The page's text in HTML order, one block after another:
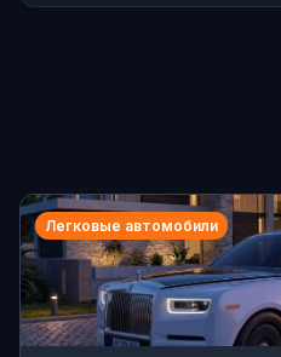
Легковые автомобили